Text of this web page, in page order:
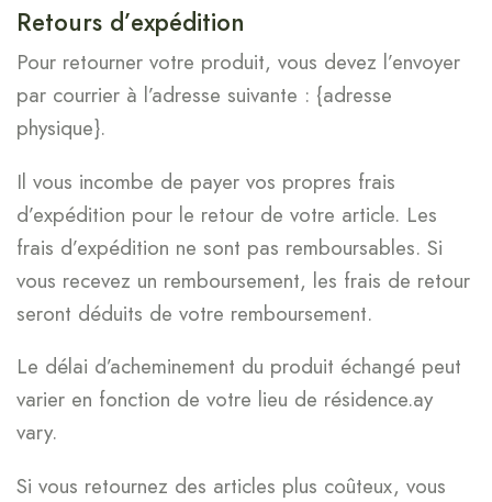
Retours d’expédition
Pour retourner votre produit, vous devez l’envoyer
par courrier à l’adresse suivante : {adresse
physique}.
Il vous incombe de payer vos propres frais
d’expédition pour le retour de votre article. Les
frais d’expédition ne sont pas remboursables. Si
vous recevez un remboursement, les frais de retour
seront déduits de votre remboursement.
Le délai d’acheminement du produit échangé peut
varier en fonction de votre lieu de résidence.ay
vary.
Si vous retournez des articles plus coûteux, vous